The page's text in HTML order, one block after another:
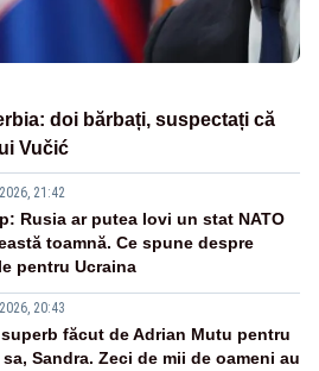
doi bărbați, suspectați că
Vučić
21:42
Rusia ar putea lovi un stat NATO
toamnă. Ce spune despre
pentru Ucraina
20:43
făcut de Adrian Mutu pentru
Sandra. Zeci de mii de oameni au